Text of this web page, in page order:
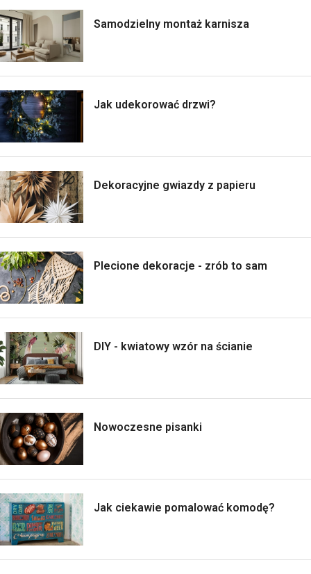
Samodzielny montaż karnisza
Jak udekorować drzwi?
Dekoracyjne gwiazdy z papieru
Plecione dekoracje - zrób to sam
DIY - kwiatowy wzór na ścianie
Nowoczesne pisanki
Jak ciekawie pomalować komodę?